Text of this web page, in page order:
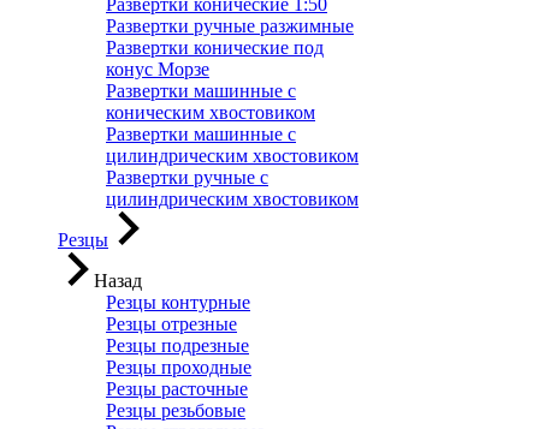
Развертки конические 1:50
Развертки ручные разжимные
Развертки конические под
конус Морзе
Развертки машинные с
коническим хвостовиком
Развертки машинные с
цилиндрическим хвостовиком
Развертки ручные с
цилиндрическим хвостовиком
Резцы
Назад
Резцы контурные
Резцы отрезные
Резцы подрезные
Резцы проходные
Резцы расточные
Резцы резьбовые